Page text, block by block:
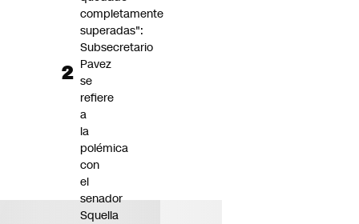
completamente
superadas":
Subsecretario
Pavez
se
refiere
a
la
polémica
con
el
senador
Squella